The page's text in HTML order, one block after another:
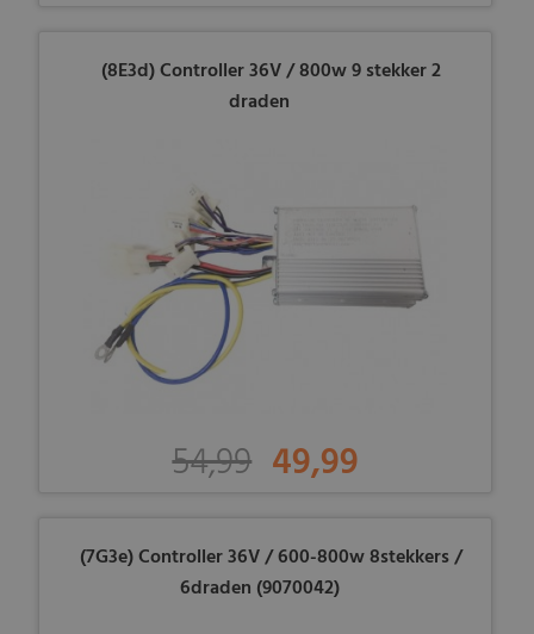
(8E3d) Controller 36V / 800w 9 stekker 2
draden
54,99 49,99
(7G3e) Controller 36V / 600-800w 8stekkers /
6draden (9070042)